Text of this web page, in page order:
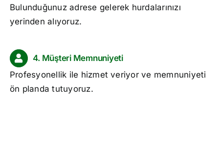
Bulunduğunuz adrese gelerek hurdalarınızı
yerinden alıyoruz.
4. Müşteri Memnuniyeti
Profesyonellik ile hizmet veriyor ve memnuniyeti
ön planda tutuyoruz.